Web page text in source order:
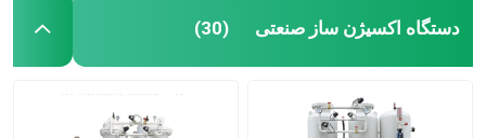
دستگاه اکسیژن ساز صنعتی (30)